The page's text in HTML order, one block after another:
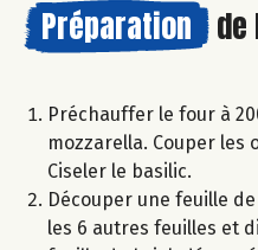
Préparation de
Préchauffer le four à
mozzarella. Couper les
Ciseler le basilic.
Découper une feuille
les 6 autres feuilles et